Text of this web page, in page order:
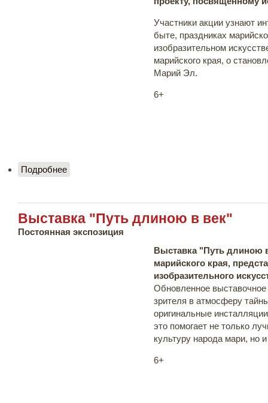
Участники акции узнают
быте, праздниках
изобразительном
марийского края, о
Марий Эл.
6+
Подробнее
Выставка "Путь длиною в век"
Постоянная экспозиция
Выставка "Путь длиною
марийского края,
изобразительного
Обновленное выставочное
зрителя в атмосферу
оригинальные
это помогает не только
культуру народа мари, но
6+